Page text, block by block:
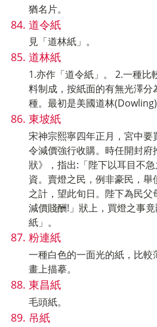
猶名片。
道令紙
見「道林紙」。
道林紙
1.亦作「道令紙」。 2.一種比
料制成，按紙面的有無光澤
種。最初是美國道林(Dowling)
東坡紙
宋神宗熙寧四年正月，宮中
令減價強行收購。時任開封
狀》，指出:「陛下以耳目不
資。賣燈之民，例非豪民，
之計，望此旬日。陛下為民
減價賤酬!」狀上，買燈之事
紙」。
粉連紙
一種白色的一面光的紙，比
畫上描摹。
東昌紙
毛頭紙。
吊紙